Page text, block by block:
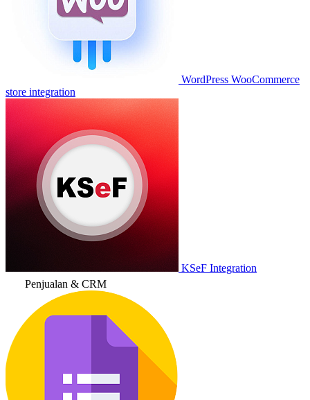
WordPress WooCommerce
store integration
KSeF Integration
Penjualan & CRM